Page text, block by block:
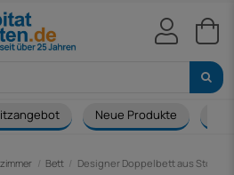
Neue Produkte
Bett Designer Doppelbett aus Stoff